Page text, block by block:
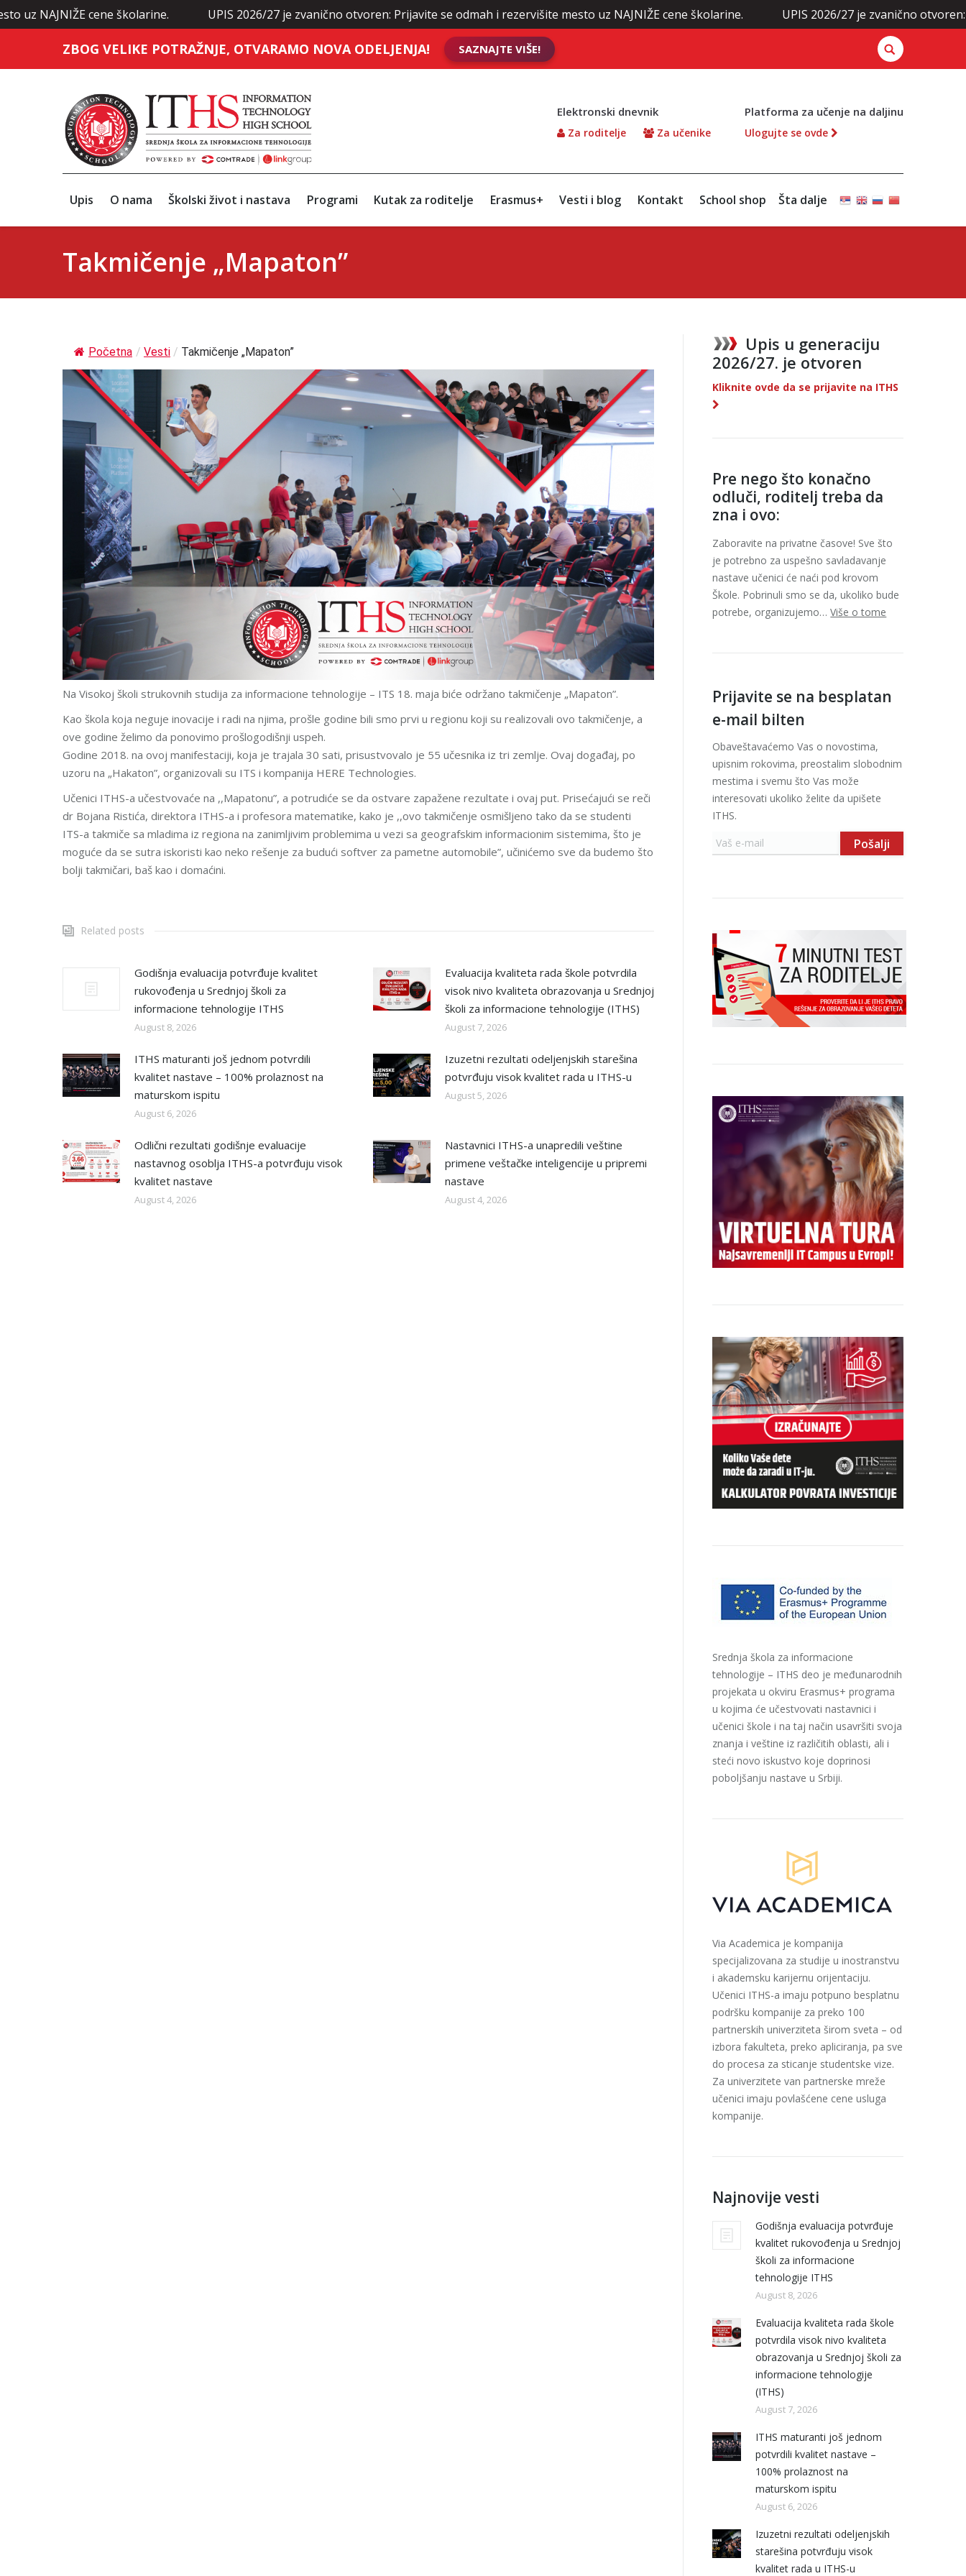
cene školarine. UPIS 2026/27 je zvanično otvoren: Prijavite se odmah i rezervišite mesto uz NAJNIŽE cene školarine. UPIS 2026/27 je zvanično otvoren: Prijavite
ZBOG VELIKE POTRAŽNJE, OTVARAMO NOVA ODELJENJA! SAZNAJTE VIŠE!
Elektronski dnevnik
Za roditelje Za učenike
Platforma za učenje na daljinu
Ulogujte se ovde
Upis O nama Školski život i nastava Programi Kutak za roditelje Erasmus+ Vesti i blog Kontakt School shop Šta dalje
Takmičenje „Mapaton”
Početna / Vesti / Takmičenje „Mapaton”
Na Visokoj školi strukovnih studija za informacione tehnologije – ITS 18. maja biće održano takmičenje „Mapaton”.
Kao škola koja neguje inovacije i radi na njima, prošle godine bili smo prvi u regionu koji su realizovali ovo takmičenje, a
ove godine želimo da ponovimo prošlogodišnji uspeh.
Godine 2018. na ovoj manifestaciji, koja je trajala 30 sati, prisustvovalo je 55 učesnika iz tri zemlje. Ovaj događaj, po
uzoru na „Hakaton”, organizovali su ITS i kompanija HERE Technologies.
Učenici ITHS-a učestvovaće na ,,Mapatonu”, a potrudiće se da ostvare zapažene rezultate i ovaj put. Prisećajući se reči
dr Bojana Ristića, direktora ITHS-a i profesora matematike, kako je ,,ovo takmičenje osmišljeno tako da se studenti
ITS-a takmiče sa mladima iz regiona na zanimljivim problemima u vezi sa geografskim informacionim sistemima, što je
moguće da se sutra iskoristi kao neko rešenje za budući softver za pametne automobile”, učinićemo sve da budemo što
bolji takmičari, baš kao i domaćini.
Related posts
Godišnja evaluacija potvrđuje kvalitet
rukovođenja u Srednjoj školi za
informacione tehnologije ITHS
August 8, 2026
Evaluacija kvaliteta rada škole potvrdila
visok nivo kvaliteta obrazovanja u Srednjoj
školi za informacione tehnologije (ITHS)
August 7, 2026
ITHS maturanti još jednom potvrdili
kvalitet nastave – 100% prolaznost na
maturskom ispitu
August 6, 2026
Izuzetni rezultati odeljenjskih starešina
potvrđuju visok kvalitet rada u ITHS-u
August 5, 2026
Odlični rezultati godišnje evaluacije
nastavnog osoblja ITHS-a potvrđuju visok
kvalitet nastave
August 4, 2026
Nastavnici ITHS-a unapredili veštine
primene veštačke inteligencije u pripremi
nastave
August 4, 2026
Upis u generaciju
2026/27. je otvoren
Kliknite ovde da se prijavite na ITHS
Pre nego što konačno
odluči, roditelj treba da
zna i ovo:
Zaboravite na privatne časove! Sve što
je potrebno za uspešno savladavanje
nastave učenici će naći pod krovom
Škole. Pobrinuli smo se da, ukoliko bude
potrebe, organizujemo…Više o tome
Prijavite se na besplatan
e-mail bilten
Obaveštavaćemo Vas o novostima,
upisnim rokovima, preostalim slobodnim
mestima i svemu što Vas može
interesovati ukoliko želite da upišete
ITHS.
Srednja škola za informacione
tehnologije – ITHS deo je međunarodnih
projekata u okviru Erasmus+ programa
u kojima će učestvovati nastavnici i
učenici škole i na taj način usavršiti svoja
znanja i veštine iz različitih oblasti, ali i
steći novo iskustvo koje doprinosi
poboljšanju nastave u Srbiji.
Via Academica je kompanija
specijalizovana za studije u inostranstvu
i akademsku karijernu orijentaciju.
Učenici ITHS-a imaju potpuno besplatnu
podršku kompanije za preko 100
partnerskih univerziteta širom sveta – od
izbora fakulteta, preko apliciranja, pa sve
do procesa za sticanje studentske vize.
Za univerzitete van partnerske mreže
učenici imaju povlašćene cene usluga
kompanije.
Najnovije vesti
Godišnja evaluacija potvrđuje
kvalitet rukovođenja u Srednjoj
školi za informacione
tehnologije ITHS
August 8, 2026
Evaluacija kvaliteta rada škole
potvrdila visok nivo kvaliteta
obrazovanja u Srednjoj školi za
informacione tehnologije
(ITHS)
August 7, 2026
ITHS maturanti još jednom
potvrdili kvalitet nastave –
100% prolaznost na
maturskom ispitu
August 6, 2026
Izuzetni rezultati odeljenjskih
starešina potvrđuju visok
kvalitet rada u ITHS-u